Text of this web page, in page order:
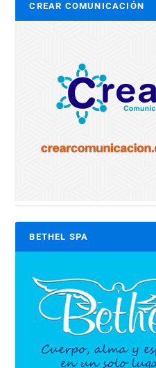
CREAR COMUNICACIÓN
BETHEL SPA